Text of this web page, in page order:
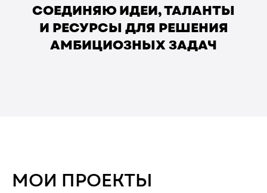
СОЕДИНЯЮ ИДЕИ, ТАЛАНТЫ
И РЕСУРСЫ ДЛЯ РЕШЕНИЯ
АМБИЦИОЗНЫХ ЗАДАЧ
МОИ ПРОЕКТЫ